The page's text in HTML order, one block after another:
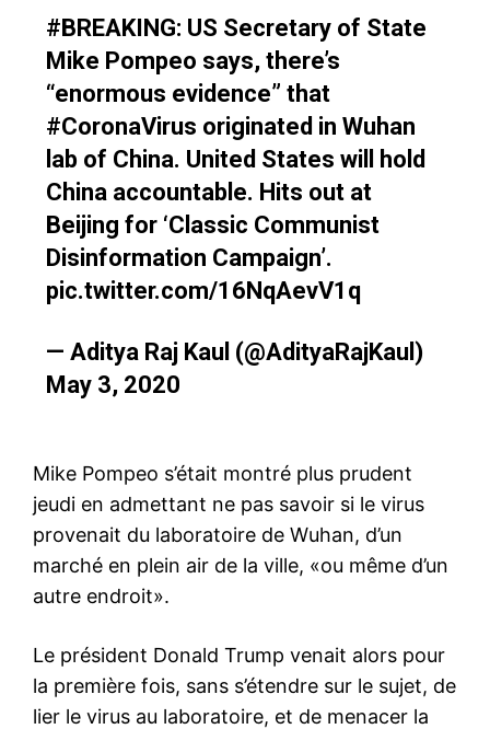
#BREAKING: US Secretary of State
Mike Pompeo says, there’s
“enormous evidence” that
#CoronaVirus originated in Wuhan
lab of China. United States will hold
China accountable. Hits out at
Beijing for ‘Classic Communist
Disinformation Campaign’.
pic.twitter.com/16NqAevV1q
— Aditya Raj Kaul (@AdityaRajKaul)
May 3, 2020
Mike Pompeo s’était montré plus prudent
jeudi en admettant ne pas savoir si le virus
provenait du laboratoire de Wuhan, d’un
marché en plein air de la ville, «ou même d’un
autre endroit».
Le président Donald Trump venait alors pour
la première fois, sans s’étendre sur le sujet, de
lier le virus au laboratoire, et de menacer la